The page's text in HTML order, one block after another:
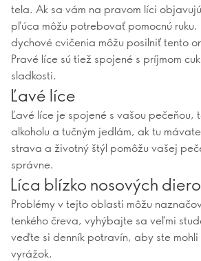
tela. Ak sa vám na pravom líci
pľúca môžu potrebovať pomocnú
dychové cvičenia môžu posilniť tento
Pravé líce sú tiež spojené s príjmom
sladkosti.
Ľavé líce
Ľavé líce je spojené s vašou pečeňou,
alkoholu a tučným jedlám, ak tu
strava a životný štýl pomôžu vašej
správne.
Líca blízko nosových
Problémy v tejto oblasti môžu
tenkého čreva, vyhýbajte sa veľmi
veďte si denník potravín, aby ste
vyrážok.